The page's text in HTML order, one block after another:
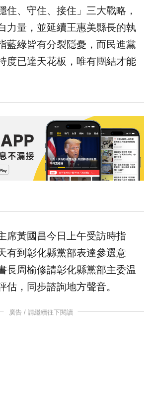
住、守住、接住」三大戰略，
力量，並延續王惠美縣長的執
藍綠皆有分裂隱憂，而民進黨
度已達天花板，唯有團結才能
席黃國昌今日上午受訪時指
有到彰化縣黨部表達參選意
長周榆修請彰化縣黨部主委温
估，同步諮詢地方聲音。
廣告 / 請繼續往下閱讀